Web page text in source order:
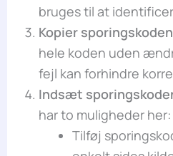
bruges til at
Kopier sporingskoden
hele koden uden
fejl kan forhindre
Indsæt
har to muligheder her:
Tilføj